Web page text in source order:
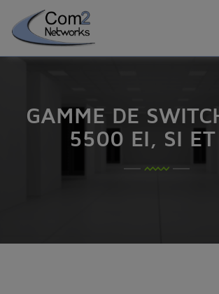
GAMME DE
5500 EI, SI